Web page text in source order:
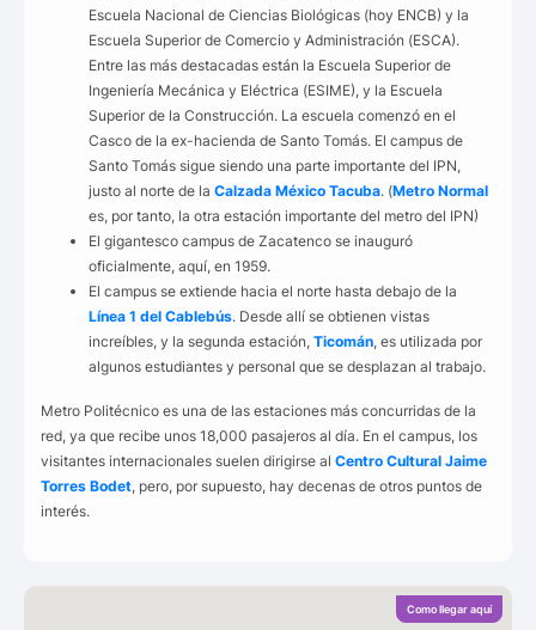
Escuela Nacional de Ciencias Biológicas (hoy ENCB) y la
Escuela Superior de Comercio y Administración (ESCA).
Entre las más destacadas están la Escuela Superior de
Ingeniería Mecánica y Eléctrica (ESIME), y la Escuela
Superior de la Construcción. La escuela comenzó en el
Casco de la ex-hacienda de Santo Tomás. El campus de
Santo Tomás sigue siendo una parte importante del IPN,
justo al norte de la Calzada México Tacuba. (Metro Normal
es, por tanto, la otra estación importante del metro del IPN)
El gigantesco campus de Zacatenco se inauguró
oficialmente, aquí, en 1959.
El campus se extiende hacia el norte hasta debajo de la
Línea 1 del Cablebús. Desde allí se obtienen vistas
increíbles, y la segunda estación, Ticomán , es utilizada por
algunos estudiantes y personal que se desplazan al trabajo.
Metro Politécnico es una de las estaciones más concurridas de la
red, ya que recibe unos 18,000 pasajeros al día. En el campus, los
visitantes internacionales suelen dirigirse al Centro Cultural Jaime
Torres Bodet , pero, por supuesto, hay decenas de otros puntos de
interés.
Como llegar aquí